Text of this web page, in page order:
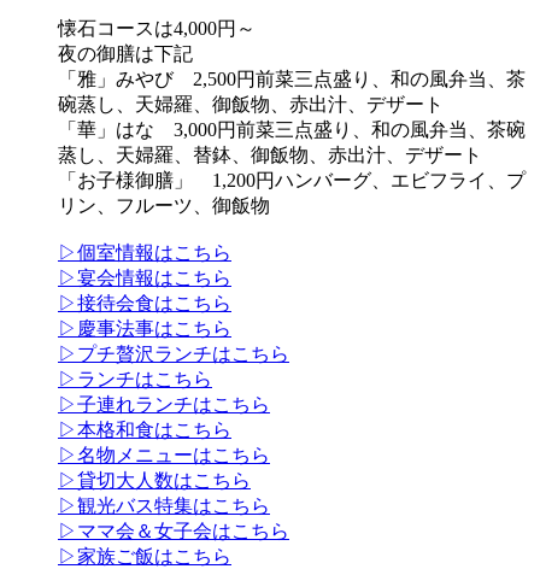
懐石コースは4,000円～
夜の御膳は下記
「雅」みやび 2,500円前菜三点盛り、和の風弁当、茶
碗蒸し、天婦羅、御飯物、赤出汁、デザート
「華」はな 3,000円前菜三点盛り、和の風弁当、茶碗
蒸し、天婦羅、替鉢、御飯物、赤出汁、デザート
「お子様御膳」 1,200円ハンバーグ、エビフライ、プ
リン、フルーツ、御飯物
▷個室情報はこちら
▷宴会情報はこちら
▷接待会食はこちら
▷慶事法事はこちら
▷プチ贅沢ランチはこちら
▷ランチはこちら
▷子連れランチはこちら
▷本格和食はこちら
▷名物メニューはこちら
▷貸切大人数はこちら
▷観光バス特集はこちら
▷ママ会＆女子会はこちら
▷家族ご飯はこちら